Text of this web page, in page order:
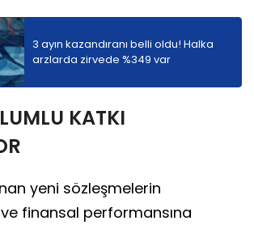
3 ayın kazandıranı belli oldu! Halka
arzlarda zirvede %349 var
KATKI
yeni sözleşmelerin
finansal performansına